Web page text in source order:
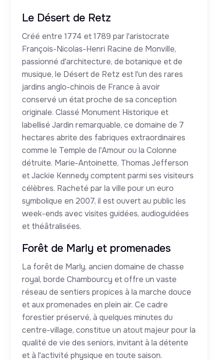
Le Désert de Retz
Créé entre 1774 et 1789 par l'aristocrate
François-Nicolas-Henri Racine de Monville,
passionné d'architecture, de botanique et de
musique, le Désert de Retz est l'un des rares
jardins anglo-chinois de France à avoir
conservé un état proche de sa conception
originale. Classé Monument Historique et
labellisé Jardin remarquable, ce domaine de 7
hectares abrite des fabriques extraordinaires
comme le Temple de l'Amour ou la Colonne
détruite. Marie-Antoinette, Thomas Jefferson
et Jackie Kennedy comptent parmi ses visiteurs
célèbres. Racheté par la ville pour un euro
symbolique en 2007, il est ouvert au public les
week-ends avec visites guidées, audioguidées
et théâtralisées.
Forêt de Marly et promenades
La forêt de Marly, ancien domaine de chasse
royal, borde Chambourcy et offre un vaste
réseau de sentiers propices à la marche douce
et aux promenades en plein air. Ce cadre
forestier préservé, à quelques minutes du
centre-village, constitue un atout majeur pour la
qualité de vie des seniors, invitant à la détente
et à l'activité physique en toute saison.